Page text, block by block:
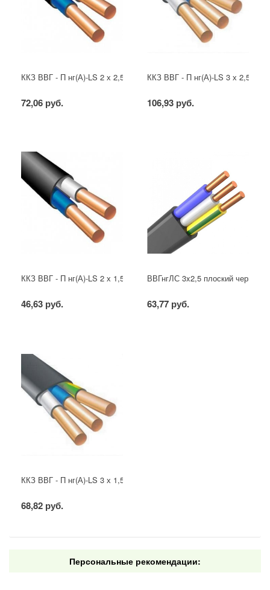
ККЗ ВВГ - П нг(А)-LS 2 х 2,5 ГОСТ
72,06 руб.
ККЗ ВВГ - П нг(А)-LS 3 х 2,5
106,93 руб.
ККЗ ВВГ - П нг(А)-LS 2 х 1,5 ГОСТ
46,63 руб.
ВВГнгЛС 3x2,5 плоский черный
63,77 руб.
ККЗ ВВГ - П нг(А)-LS 3 х 1,5 ГОСТ
68,82 руб.
Персональные рекомендации: